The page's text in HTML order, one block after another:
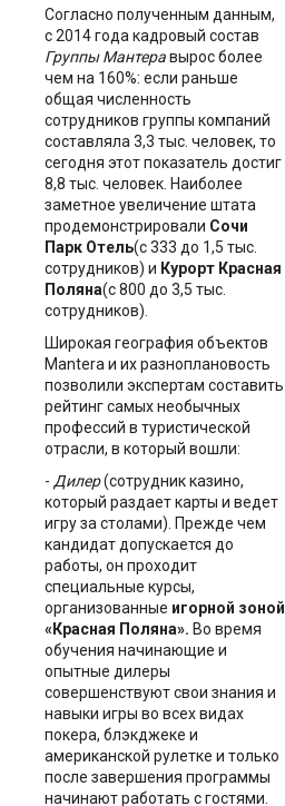
Согласно полученным данным,
с 2014 года кадровый состав
Группы Мантеравырос более
чем на 160%: если раньше
общая численность
сотрудников группы компаний
составляла 3,3 тыс. человек, то
сегодня этот показатель достиг
8,8 тыс. человек. Наиболее
заметное увеличение штата
продемонстрировали Сочи
Парк Отель(с 333 до 1,5 тыс.
сотрудников) и Курорт Красная
Поляна(с 800 до 3,5 тыс.
сотрудников).
Широкая география объектов
Mantera и их разноплановость
позволили экспертам составить
рейтинг самых необычных
профессий в туристической
отрасли, в который вошли:
- Дилер(сотрудник казино,
который раздает карты и ведет
игру за столами). Прежде чем
кандидат допускается до
работы, он проходит
специальные курсы,
организованные игорной зоной
«Красная Поляна». Во время
обучения начинающие и
опытные дилеры
совершенствуют свои знания и
навыки игры во всех видах
покера, блэкджеке и
американской рулетке и только
после завершения программы
начинают работать с гостями.